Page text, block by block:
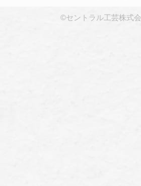
©セントラル工芸株式